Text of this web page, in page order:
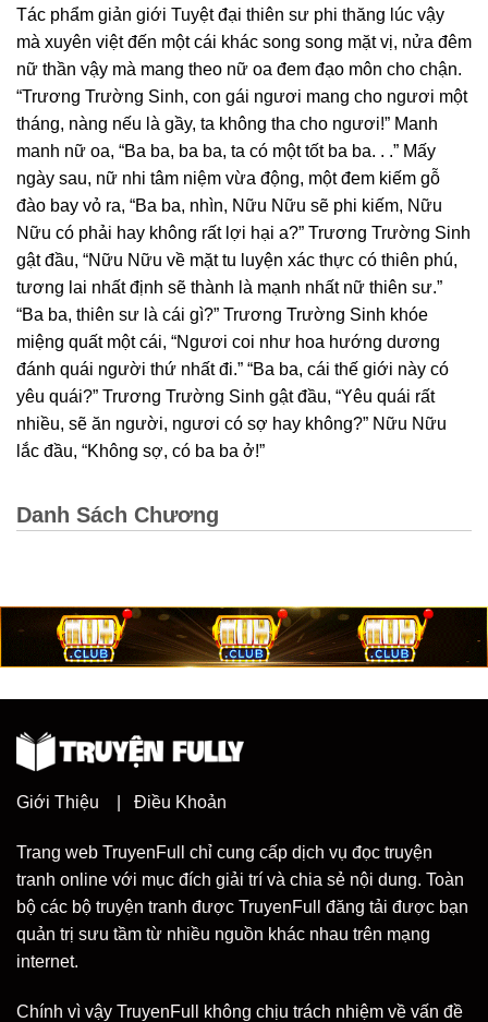
Tác phẩm giản giới Tuyệt đại thiên sư phi thăng lúc vậy
mà xuyên việt đến một cái khác song song mặt vị, nửa đêm
nữ thần vậy mà mang theo nữ oa đem đạo môn cho chận.
“Trương Trường Sinh, con gái ngươi mang cho ngươi một
tháng, nàng nếu là gầy, ta không tha cho ngươi!” Manh
manh nữ oa, “Ba ba, ba ba, ta có một tốt ba ba. . .” Mấy
ngày sau, nữ nhi tâm niệm vừa động, một đem kiếm gỗ
đào bay vỏ ra, “Ba ba, nhìn, Nữu Nữu sẽ phi kiếm, Nữu
Nữu có phải hay không rất lợi hại a?” Trương Trường Sinh
gật đầu, “Nữu Nữu về mặt tu luyện xác thực có thiên phú,
tương lai nhất định sẽ thành là mạnh nhất nữ thiên sư.”
“Ba ba, thiên sư là cái gì?” Trương Trường Sinh khóe
miệng quất một cái, “Ngươi coi như hoa hướng dương
đánh quái người thứ nhất đi.” “Ba ba, cái thế giới này có
yêu quái?” Trương Trường Sinh gật đầu, “Yêu quái rất
nhiều, sẽ ăn người, ngươi có sợ hay không?” Nữu Nữu
lắc đầu, “Không sợ, có ba ba ở!”
Danh Sách Chương
Giới Thiệu Điều Khoản
Trang web TruyenFull chỉ cung cấp dịch vụ đọc truyện
tranh online với mục đích giải trí và chia sẻ nội dung. Toàn
bộ các bộ truyện tranh được TruyenFull đăng tải được bạn
quản trị sưu tầm từ nhiều nguồn khác nhau trên mạng
internet.
Chính vì vậy TruyenFull không chịu trách nhiệm về vấn đề